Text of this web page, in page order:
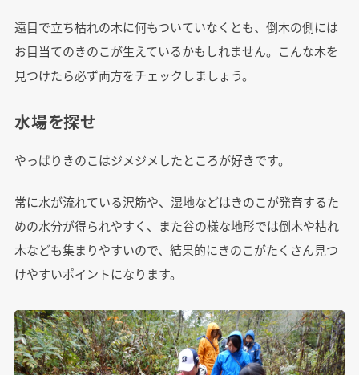
遠目で立ち枯れの木に何もついていなくとも、倒木の側には
お目当てのきのこが生えているかもしれません。こんな木を
見つけたら必ず両方をチェックしましょう。
水場を探せ
やっぱりきのこはジメジメしたところが好きです。
常に水が流れている沢筋や、湿地などはきのこが発育するた
めの水分が得られやすく、また谷の様な地形では倒木や枯れ
木なども集まりやすいので、結果的にきのこがたくさん見つ
けやすいポイントになります。